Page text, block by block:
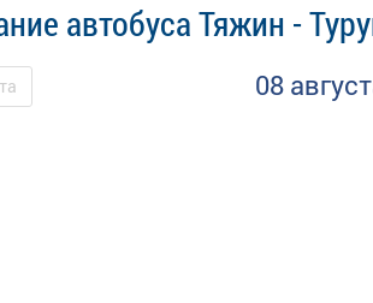
автобуса Тяжин -
08